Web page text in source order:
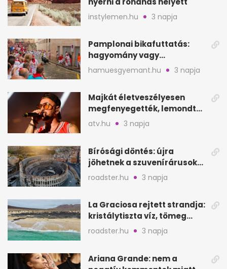
instylemen.hu 3 napja
Pamplonai bikafuttatás:
hagyomány vagy
értelmetlen vérontás?
hamuesgyemant.hu 3 napja
Majkát életveszélyesen
megfenyegették, lemondta
a sepsiszentgyörgyi
atv.hu 3 napja
Bírósági döntés: újra
jöhetnek a szuvenírárusok
Európa ikonikus helyére
roadster.hu 3 napja
La Graciosa rejtett strandja:
kristálytiszta víz, tömeg
nélkül
roadster.hu 3 napja
Ariana Grande: nem a